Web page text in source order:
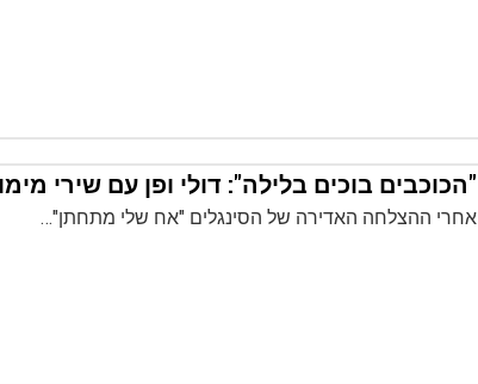
"הכוכבים בוכים בלילה": דולי ופן עם שירי
אחרי ההצלחה האדירה של הסינגלים "אח שלי מתחתן"…
ראשי חדשות כתבות